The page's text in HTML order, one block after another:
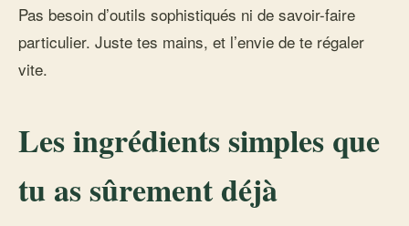
Pas besoin d’outils sophistiqués ni de savoir-faire
particulier. Juste tes mains, et l’envie de te régaler
vite.
Les ingrédients simples que
tu as sûrement déjà